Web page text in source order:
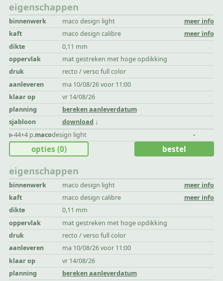
eigenschappen
binnenwerk maco design light
meer info
kaft
maco design calibre
meer info
dikte
0,11 mm
oppervlak
mat gestreken met hoge opdikking
druk
recto / verso full color
aanleveren
ma 10/08/26 voor 11:00
klaar op
vr 14/08/26
planning
bereken aanleverdatum
sjabloon
download
▶︎44+4 p.macodesign light -
eigenschappen
binnenwerk maco design light
meer info
kaft
maco design calibre
meer info
dikte
0,11 mm
oppervlak
mat gestreken met hoge opdikking
druk
recto / verso full color
aanleveren
ma 10/08/26 voor 11:00
klaar op
vr 14/08/26
planning
bereken aanleverdatum
opties (0) bestel